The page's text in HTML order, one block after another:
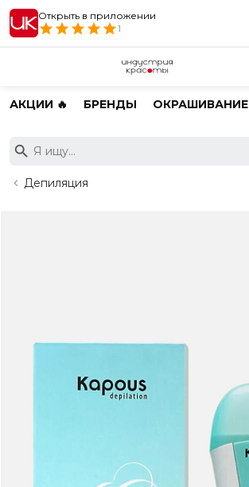
Открыть в приложении
1
АКЦИИ 🔥 БРЕНДЫ ОКРАШИВАНИЕ
Депиляция